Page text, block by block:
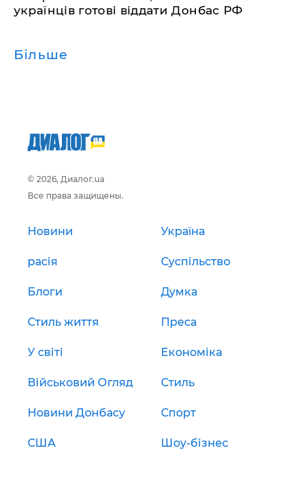
українців готові віддати Донбас РФ
Більше
© 2026, Диалог.ua
Все права защищены.
Новини Україна
расія Суспільство
Блоги Думка
Стиль життя Преса
У світі Економіка
Військовий Огляд Стиль
Новини Донбасу Спорт
США Шоу-бізнес